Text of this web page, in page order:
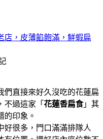
店，皮薄餡飽滿，鮮蝦扁
們直接來好久沒吃的花蓮扁
不過這家「 花蓮香扁食」其
的印象。
好很多，門口滿滿排隊人